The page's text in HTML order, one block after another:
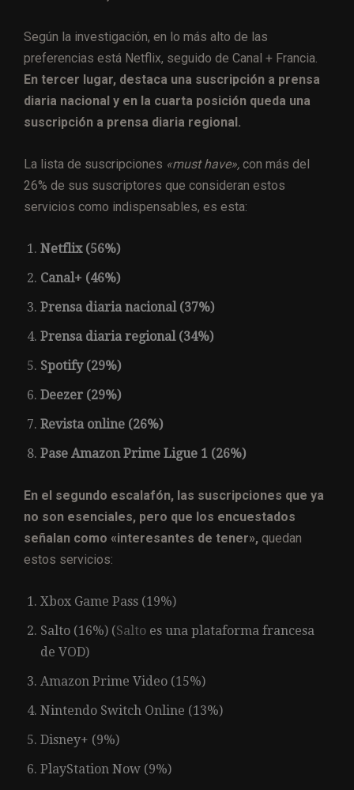
Según la investigación, en lo más alto de las
preferencias está Netflix, seguido de Canal + Francia.
En tercer lugar, destaca una suscripción a prensa
diaria nacional y en la cuarta posición queda una
suscripción a prensa diaria regional.
La lista de suscripciones «must have», con más del
26% de sus suscriptores que consideran estos
servicios como indispensables, es esta:
Netflix (56%)
Canal+ (46%)
Prensa diaria nacional (37%)
Prensa diaria regional (34%)
Spotify (29%)
Deezer (29%)
Revista online (26%)
Pase Amazon Prime Ligue 1 (26%)
En el segundo escalafón, las suscripciones que ya
no son esenciales, pero que los encuestados
señalan como «interesantes de tener», quedan
estos servicios:
Xbox Game Pass (19%)
Salto (16%) (Salto es una plataforma francesa
de VOD)
Amazon Prime Video (15%)
Nintendo Switch Online (13%)
Disney+ (9%)
PlayStation Now (9%)